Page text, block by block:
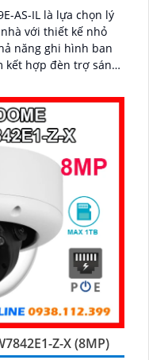
AS-IL là lựa chọn lý
với thiết kế nhỏ
năng ghi hình ban
kết hợp đèn trợ sáng.
biệt chính xác người
báo động giả hiệu
Z-X (8MP)